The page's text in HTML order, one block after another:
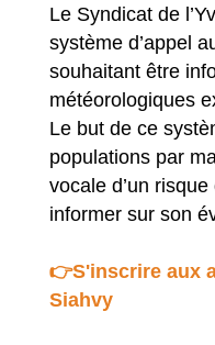
Le Syndicat de
système d’appel
souhaitant être
météorologiques
Le but de ce
populations par
vocale d’un
informer sur son
👉S'inscrire aux
Siahvy